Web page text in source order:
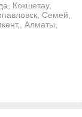
Кокшетау,
Семей,
Алматы,